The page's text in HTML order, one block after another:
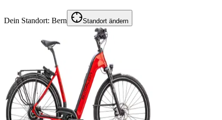
Dein Standort: Bern Standort ändern